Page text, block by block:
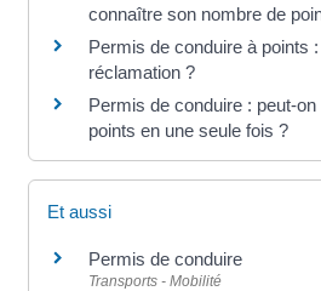
connaître son nombre de
Permis de conduire à points
réclamation ?
Permis de conduire : peut-
points en une seule fois ?
Et aussi
Permis de conduire
Transports - Mobilité